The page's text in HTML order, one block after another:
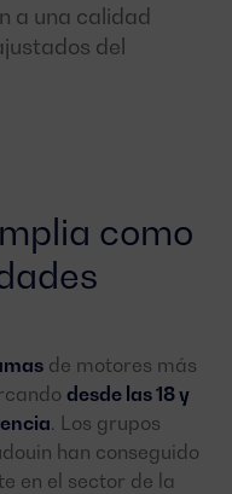
a una calidad
del
como
de motores más
desde las 18 y
. Los grupos
han conseguido
en el sector de la